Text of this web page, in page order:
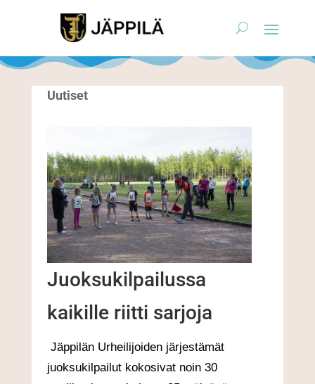
Uutiset
Juoksukilpailussa
kaikille riitti sarjoja
Jäppilän Urheilijoiden järjestämät
juoksukilpailut kokosivat noin 30